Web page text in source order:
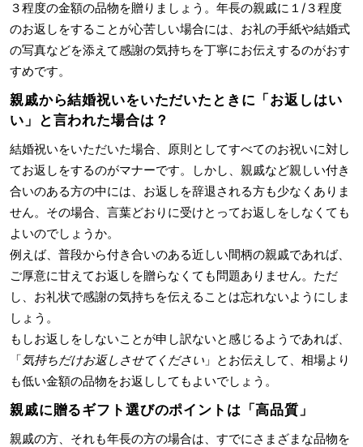
３程度の金額の品物を贈りましょう。年長の親戚に１/３程度
のお返しをすることが心苦しい場合には、お礼の手紙や結婚式
の写真などを添えて感謝の気持ちを丁寧にお伝えするのがおす
すめです。
親戚から結婚祝いをいただいたときに「お返しはい
い」と言われた場合は？
結婚祝いをいただいた場合、原則としてすべてのお祝いに対し
てお返しをするのがマナーです。しかし、親戚など親しい付き
合いのある方の中には、お返しを辞退される方も少なくありま
せん。その場合、言葉どおりに受けとってお返しをしなくても
よいのでしょうか。
例えば、普段から付き合いのある近しい間柄の親戚であれば、
ご厚意に甘えてお返しを贈らなくても問題ありません。ただ
し、お礼状で感謝の気持ちを伝えることは忘れないようにしま
しょう。
もしお返しをしないことが申し訳ないと感じるようであれば、
「気持ちだけお返しさせてください 」とお伝えして、相場より
も低い金額の品物をお返ししてもよいでしょう。
親戚に贈るギフト選びのポイントは「高品質」
親戚の方、それも年長の方の場合は、すでにさまざまな品物を